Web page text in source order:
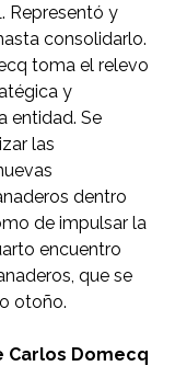
Representó y
consolidarlo.
toma el relevo
y
entidad. Se
las
dentro
de impulsar la
encuentro
que se
otoño.
Carlos Domecq